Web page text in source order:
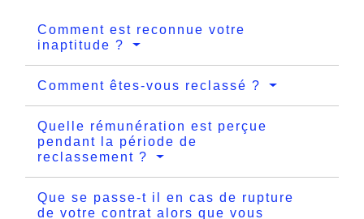
Comment est reconnue votre
inaptitude ?
Comment êtes-vous reclassé ?
Quelle rémunération est perçue
pendant la période de
reclassement ?
Que se passe-t il en cas de rupture
de votre contrat alors que vous